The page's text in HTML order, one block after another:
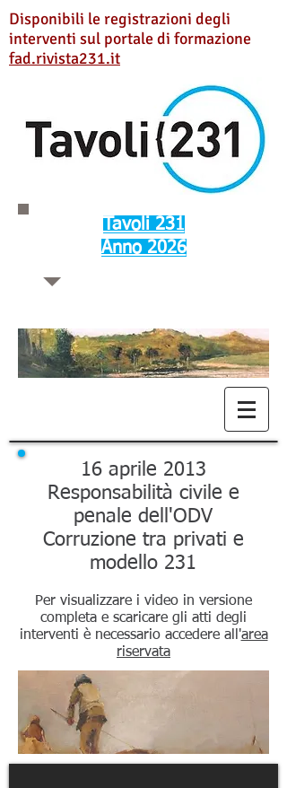
Disponibili le registrazioni degli
interventi sul portale di formazione
fad.rivista231.it
Tavoli 231
Anno 2026
16 aprile 2013
Responsabilità civile e
penale dell'ODV
Corruzione tra privati e
modello 231
Per visualizzare i video in versione
completa e scaricare gli atti degli
interventi è necessario accedere all'area
riservata